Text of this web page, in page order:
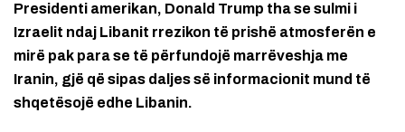
Presidenti amerikan, Donald Trump tha se sulmi i
Izraelit ndaj Libanit rrezikon të prishë atmosferën e
mirë pak para se të përfundojë marrëveshja me
Iranin, gjë që sipas daljes së informacionit mund të
shqetësojë edhe Libanin.